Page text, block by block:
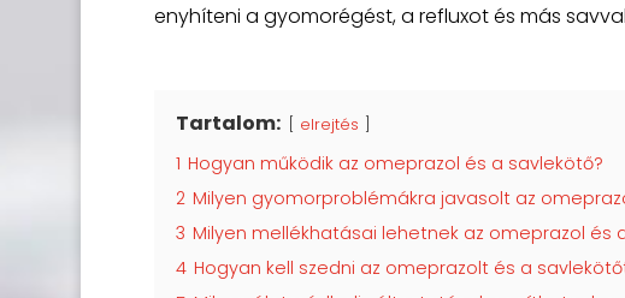
enyhíteni a gyomorégést, a refluxot és más
Tartalom: elrejtés
1 Hogyan működik az omeprazol és a savlekötő?
2 Milyen gyomorproblémákra javasolt az
3 Milyen mellékhatásai lehetnek az omeprazol és
4 Hogyan kell szedni az omeprazolt és a